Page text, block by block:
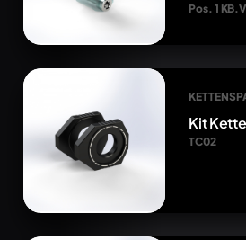
Pos. 1
Kit
TC02